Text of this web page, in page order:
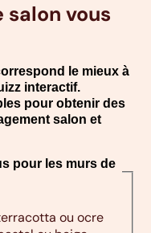
salon vous
le mieux à
interactif.
pour obtenir des
salon et
pour les murs de
ou ocre